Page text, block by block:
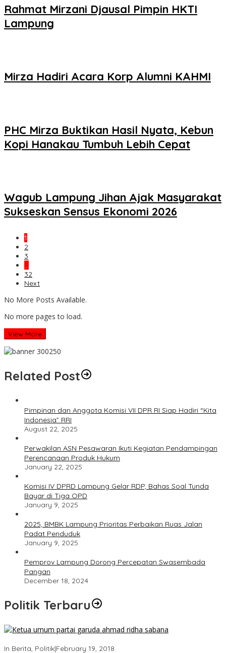
Rahmat Mirzani Djausal Pimpin HKTI
Lampung
Mirza Hadiri Acara Korp Alumni KAHMI
PHC Mirza Buktikan Hasil Nyata, Kebun
Kopi Hanakau Tumbuh Lebih Cepat
Wagub Lampung Jihan Ajak Masyarakat
Sukseskan Sensus Ekonomi 2026
1
2
3
…
32
Next
No More Posts Available.
No more pages to load.
View More
Related Post
Pimpinan dan Anggota Komisi VII DPR RI Siap Hadiri “Kita
Indonesia” RRI
August 22, 2025
Perwakilan ASN Pesawaran Ikuti Kegiatan Pendampingan
Perencanaan Produk Hukum
January 22, 2025
Komisi IV DPRD Lampung Gelar RDP, Bahas Soal Tunda
Bayar di Tiga OPD
January 9, 2025
2025, BMBK Lampung Prioritas Perbaikan Ruas Jalan
Padat Penduduk
January 9, 2025
Pemprov Lampung Dorong Percepatan Swasembada
Pangan
December 18, 2024
Politik Terbaru
In Berita, Politik|February 19, 2018